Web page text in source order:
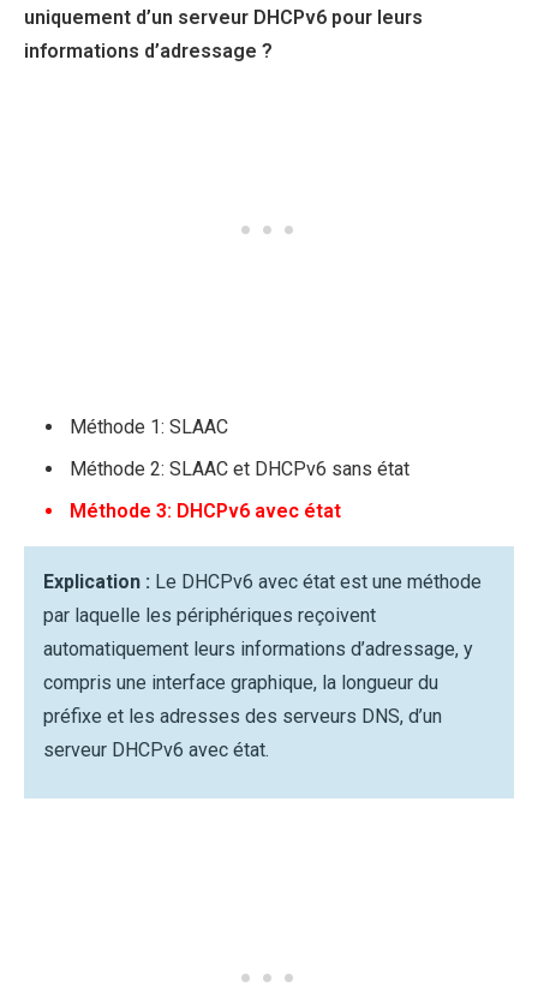
uniquement d’un serveur DHCPv6 pour leurs
informations d’adressage ?
Méthode 1: SLAAC
Méthode 2: SLAAC et DHCPv6 sans état
Méthode 3: DHCPv6 avec état
Explication : Le DHCPv6 avec état est une méthode
par laquelle les périphériques reçoivent
automatiquement leurs informations d’adressage, y
compris une interface graphique, la longueur du
préfixe et les adresses des serveurs DNS, d’un
serveur DHCPv6 avec état.